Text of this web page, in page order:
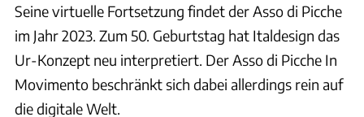
Seine virtuelle Fortsetzung findet der Asso di Picche
im Jahr 2023. Zum 50. Geburtstag hat Italdesign das
Ur-Konzept neu interpretiert. Der Asso di Picche In
Movimento beschränkt sich dabei allerdings rein auf
die digitale Welt.